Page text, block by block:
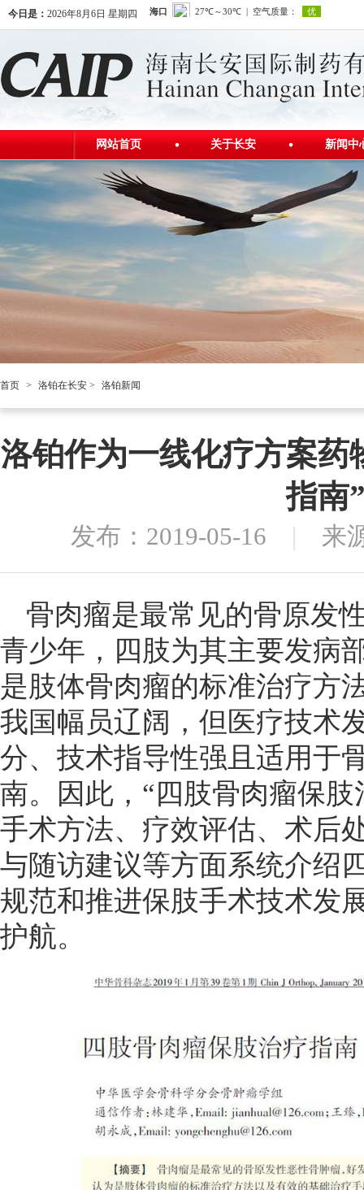
今日是： 2026年8月6日 星期四
网站首页 关于长安
公司简介
发展历程
公司荣誉
新闻中
公司新
行业资
首页 > 洛铂在长安 > 洛铂新闻
洛铂作为一线化疗方案药
指南
发布：2019-05-16 来
骨肉瘤是最常见的骨原发
青少年，四肢为其主要发病
是肢体骨肉瘤的标准治疗方
我国幅员辽阔，但医疗技术
分、技术指导性强且适用于
南。因此，“四肢骨肉瘤保
手术方法、疗效评估、术后
与随访建议等方面系统介绍
规范和推进保肢手术技术发
护航。